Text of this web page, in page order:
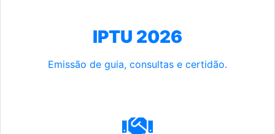
IPTU 2026
Emissão de guia, consultas e certidão.